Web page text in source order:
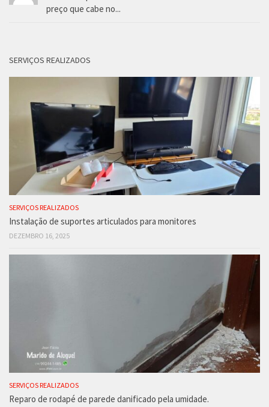
preço que cabe no...
SERVIÇOS REALIZADOS
SERVIÇOS REALIZADOS
Instalação de suportes articulados para monitores
DEZEMBRO 16, 2025
SERVIÇOS REALIZADOS
Reparo de rodapé de parede danificado pela umidade.